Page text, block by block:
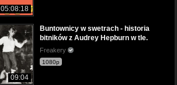
05:08:18
09:04
Buntownicy w swetrach - historia
bitników z Audrey Hepburn w tle.
Freakery
1080p